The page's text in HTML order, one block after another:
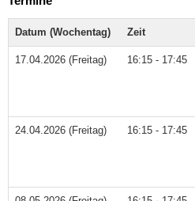
Datum (Wochentag) Zeit
17.04.2026 (Freitag) 16:15 - 17:45
24.04.2026 (Freitag) 16:15 - 17:45